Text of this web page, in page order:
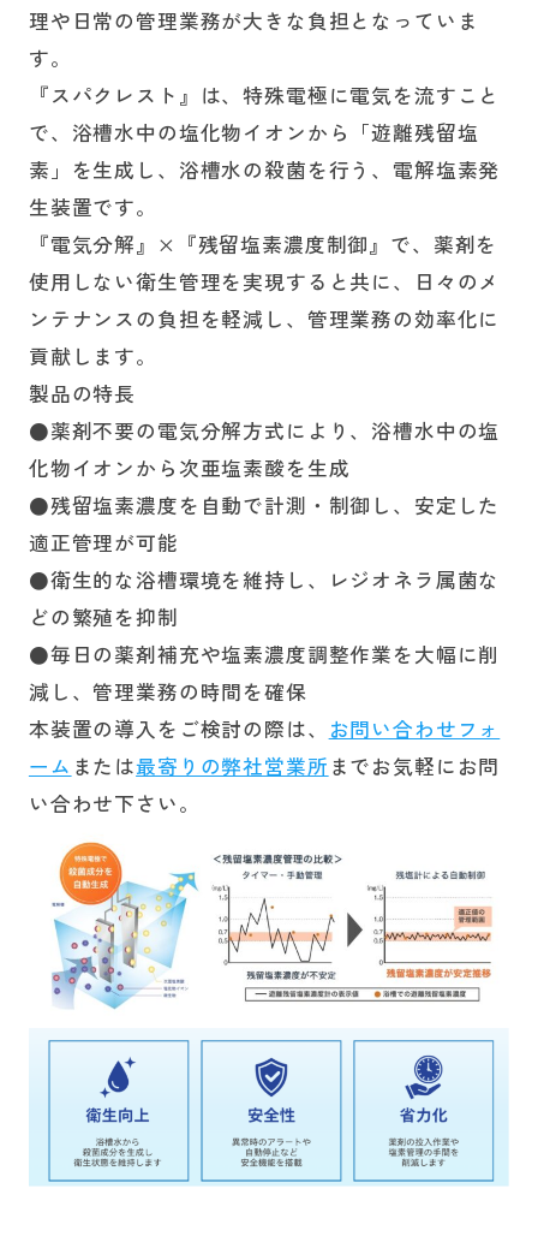
理や日常の管理業務が大きな負担となっていま
す。
『スパクレスト』は、特殊電極に電気を流すこと
で、浴槽水中の塩化物イオンから「遊離残留塩
素」を生成し、浴槽水の殺菌を行う、電解塩素発
生装置です。
『電気分解』×『残留塩素濃度制御』で、薬剤を
使用しない衛生管理を実現すると共に、日々のメ
ンテナンスの負担を軽減し、管理業務の効率化に
貢献します。
製品の特長
●薬剤不要の電気分解方式により、浴槽水中の塩
化物イオンから次亜塩素酸を生成
●残留塩素濃度を自動で計測・制御し、安定した
適正管理が可能
●衛生的な浴槽環境を維持し、レジオネラ属菌な
どの繁殖を抑制
●毎日の薬剤補充や塩素濃度調整作業を大幅に削
減し、管理業務の時間を確保
本装置の導入をご検討の際は、 お問い合わせフォ
ーム または最寄りの弊社営業所 までお気軽にお問
い合わせ下さい。